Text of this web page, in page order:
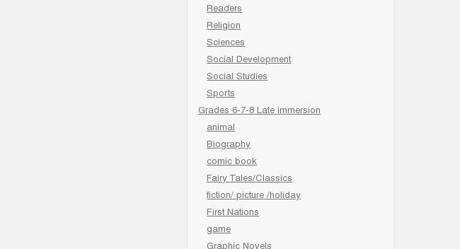
Readers
Religion
Sciences
Social Development
Social Studies
Sports
Grades 6-7-8 Late immersion
animal
Biography
comic book
Fairy Tales/Classics
fiction/ picture /holiday
First Nations
game
Graphic Novels